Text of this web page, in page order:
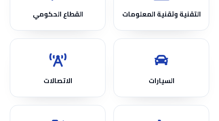
التقنية وتقنية المعلومات القطاع الحكومي
السيارات الاتصالات